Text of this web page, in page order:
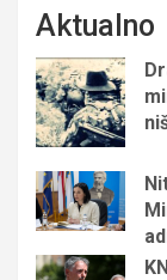
Aktualno